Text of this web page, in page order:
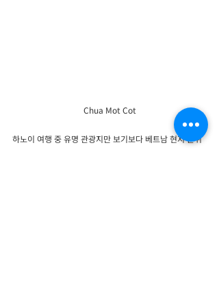
Chua Mot Cot
하노이 여행 중 유명 관광지만 보기보다 베트남 현지 분위